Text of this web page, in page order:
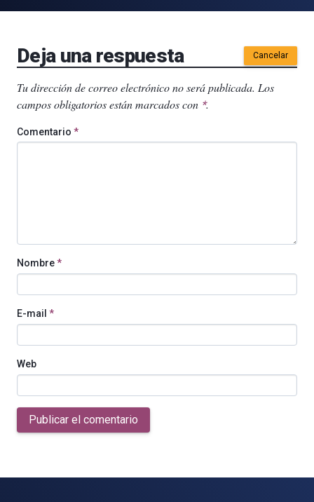
Deja una respuesta Cancelar
Tu dirección de correo electrónico no será publicada. Los
campos obligatorios están marcados con *.
Comentario *
Nombre*
E-mail *
Web
Publicar el comentario